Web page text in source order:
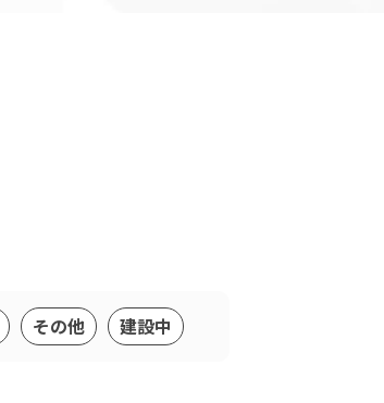
その他 建設中